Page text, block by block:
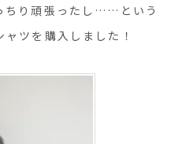
ちり頑張ったし……という
ツを購入しました！